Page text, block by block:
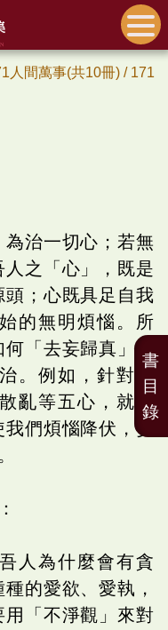
人間萬事(共10冊) / 171
治一切心；若無
之「心」，既是
；心既具足自我
的無明煩惱。所
「去妄歸真」，
。例如，針對貪
亂等五心，就有
們煩惱降伏，妄
：
人為什麼會有貪
的愛欲、愛執，
「不淨觀」來對
書
目
錄